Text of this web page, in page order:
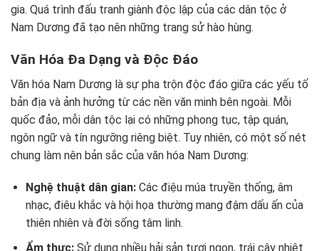
gia. Quá trình đấu tranh giành độc lập của các dân tộc ở
Nam Dương đã tạo nên những trang sử hào hùng.
Văn Hóa Đa Dạng và Độc Đáo
Văn hóa Nam Dương là sự pha trộn độc đáo giữa các yếu tố
bản địa và ảnh hưởng từ các nền văn minh bên ngoài. Mỗi
quốc đảo, mỗi dân tộc lại có những phong tục, tập quán,
ngôn ngữ và tín ngưỡng riêng biệt. Tuy nhiên, có một số nét
chung làm nên bản sắc của văn hóa Nam Dương:
Nghệ thuật dân gian:Các điệu múa truyền thống, âm
nhạc, điêu khắc và hội họa thường mang đậm dấu ấn của
thiên nhiên và đời sống tâm linh.
Ẩm thực:Sử dụng nhiều hải sản tươi ngon, trái cây nhiệt